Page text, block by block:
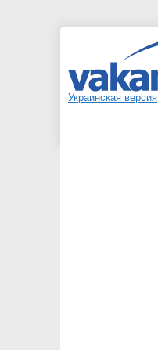
Украинская версия